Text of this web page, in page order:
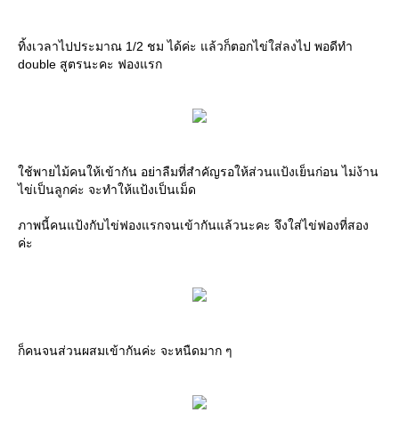
ทิ้งเวลาไปประมาณ 1/2 ชม ได้ค่ะ แล้วก็ตอกไข่ใส่ลงไป พอดีทำ
double สูตรนะคะ ฟองแรก
ใช้พายไม้คนให้เข้ากัน อย่าลืมที่สำคัญรอให้ส่วนแป้งเย็นก่อน ไม่ง้าน
ไข่เป็นลูกค่ะ จะทำให้แป้งเป็นเม็ด
ภาพนี้คนแป้งกับไข่ฟองแรกจนเข้ากันแล้วนะคะ จึงใส่ไข่ฟองที่สอง
ค่ะ
ก็คนจนส่วนผสมเข้ากันค่ะ จะหนืดมาก ๆ